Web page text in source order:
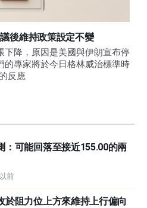
後維持政策設定不變
下降，原因是美國與伊朗宣布停
的專家將於今日格林威治標準時
反應
：可能回落至接近155.00的兩
前
於阻力位上方來維持上行偏向